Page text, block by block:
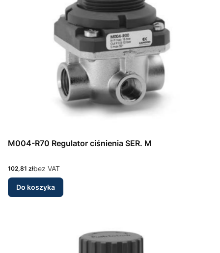
M004-R70 Regulator ciśnienia SER. M
Cena
102,81 złbez VAT
Do koszyka